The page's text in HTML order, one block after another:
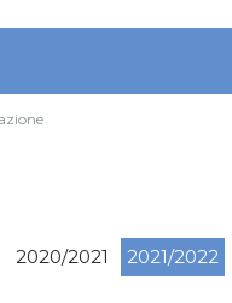
2020/2021 2021/2022